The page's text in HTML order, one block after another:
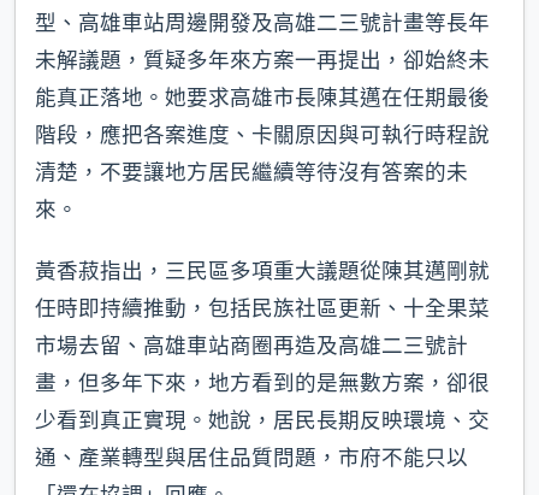
型、高雄車站周邊開發及高雄二三號計畫等長年
未解議題，質疑多年來方案一再提出，卻始終未
能真正落地。她要求高雄市長陳其邁在任期最後
階段，應把各案進度、卡關原因與可執行時程說
清楚，不要讓地方居民繼續等待沒有答案的未
來。
黃香菽指出，三民區多項重大議題從陳其邁剛就
任時即持續推動，包括民族社區更新、十全果菜
市場去留、高雄車站商圈再造及高雄二三號計
畫，但多年下來，地方看到的是無數方案，卻很
少看到真正實現。她說，居民長期反映環境、交
通、產業轉型與居住品質問題，市府不能只以